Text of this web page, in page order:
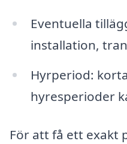
Eventuella
installation,
Hyrperiod:
hyresperioder
För att få ett exakt